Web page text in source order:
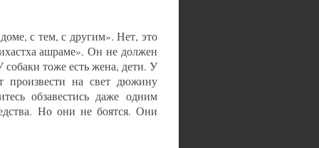
с тем, с другим». Нет, это
ашраме». Он не должен
тоже есть жена, дети. У
произвести на свет дюжину
обзавестись даже одним
Но они не боятся. Они